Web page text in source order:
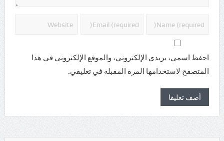
احفظ اسمي، بريدي الإلكتروني، والموقع الإلكتروني في هذا
المتصفح لاستخدامها المرة المقبلة في تعليقي.